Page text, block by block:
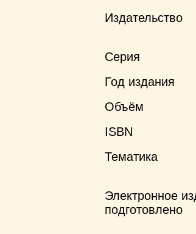
Издательство
Серия
Год издания
Объём
ISBN
Тематика
Электронное
подготовлено